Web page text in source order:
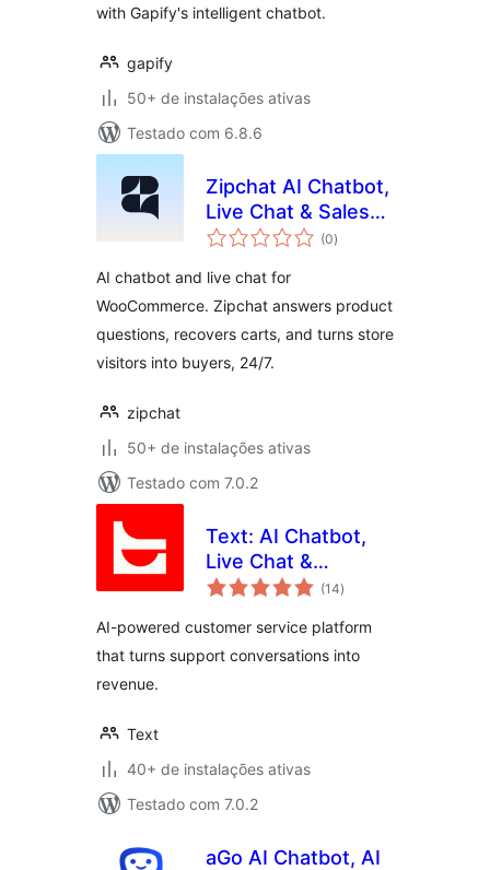
with Gapify's intelligent chatbot.
gapify
50+ de instalações ativas
Testado com 6.8.6
Zipchat AI Chatbot,
Live Chat & Sales
Agent for
(0total
de
)
AI chatbot and live chat for
WooCommerce. Zipchat answers product
questions, recovers carts, and turns store
visitors into buyers, 24/7.
zipchat
50+ de instalações ativas
Testado com 7.0.2
Text: AI Chatbot,
Live Chat &
Ticketing for(14total
de
)
AI-powered customer service platform
that turns support conversations into
revenue.
Text
40+ de instalações ativas
Testado com 7.0.2
aGo AI Chatbot, AI